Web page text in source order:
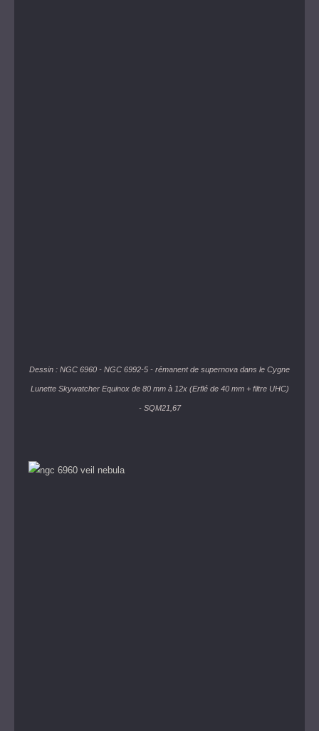
Dessin : NGC 6960 - NGC 6992-5 - rémanent de supernova dans le Cygne
Lunette Skywatcher Equinox de 80 mm à 12x (Erflé de 40 mm + filtre UHC)
- SQM21,67